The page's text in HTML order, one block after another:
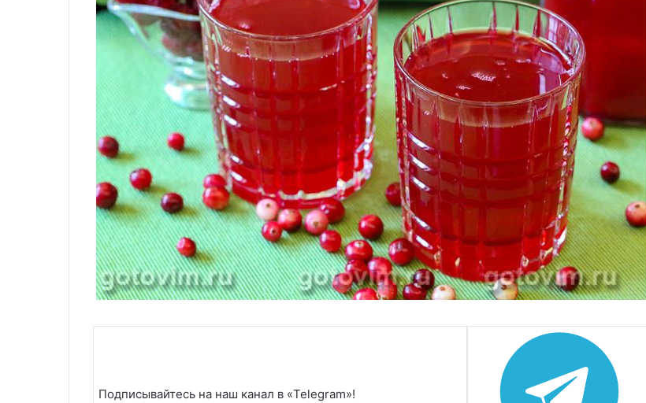
Подписывайтесь на наш канал в «Telegram»!